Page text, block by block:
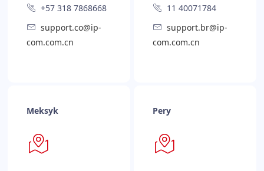
+57 318 7868668
support.co@ip-
com.com.cn
11 40071784
support.br@ip-
com.com.cn
Meksyk Pery